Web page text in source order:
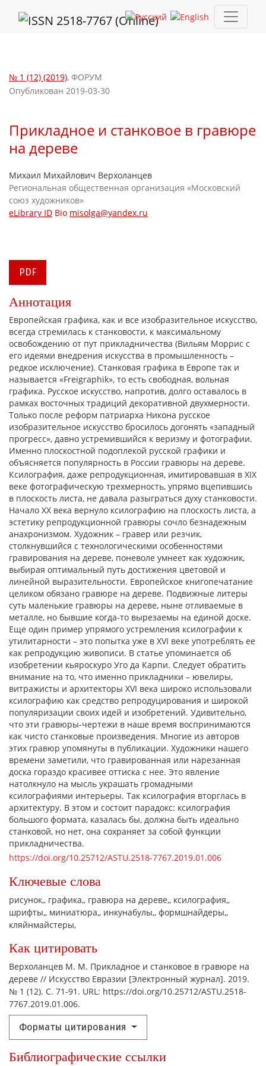
№ 1 (12) (2019), ФОРУМ
Прикладное и станковое в гравюре
на дереве
Опубликован 2019-03-30
Михаил Михайлович Верхоланцев
Региональная общественная организация «Московский
союз художников»
eLibrary ID Bio misolga@yandex.ru
PDF
Ключевые слова
рисунок, графика, гравюра на дереве, ксилография,
шрифты, миниатюра, инкунабулы, формшнайдеры,
кляйнмайстеры,
Как цитировать
Верхоланцев М. М. Прикладное и станковое в гравюре на
дереве // Искусство Евразии [Электронный журнал]. 2019.
№ 1 (12). С. 71-91. URL: https://doi.org/10.25712/ASTU.2518-
7767.2019.01.006.
Форматы цитирования
Аннотация
Европейская графика, как и все изобразительное искусство,
всегда стремилась к станковости, к максимальному
освобождению от пут прикладничества (Вильям Моррис с
его идеями внедрения искусства в промышленность –
редкое исключение). Станковая графика в Европе так и
называется «Freigraphik», то есть свободная, вольная
графика. Русское искусство, напротив, долго оставалось в
рамках восточных традиций декоративной двухмерности.
Только после реформ патриарха Никона русское
изобразительное искусство бросилось догонять «западный
прогресс», давно устремившийся к веризму и фотографии.
Именно плоскостной подоплекой русской графики и
объясняется популярность в России гравюры на дереве.
Ксилография, даже репродукционная, имитировавшая в XIX
веке фотографическую трехмерность, упрямо вцепившись
в плоскость листа, не давала разыграться духу станковости.
Начало XX века вернуло ксилографию на плоскость листа, а
эстетику репродукционной гравюры сочло безнадежным
анахронизмом. Художник – гравер или резчик,
столкнувшийся с технологическими особенностями
гравирования на дереве, поневоле умнеет как художник,
выбирая оптимальный путь достижения цветовой и
линейной выразительности. Европейское книгопечатание
целиком обязано гравюре на дереве. Подвижные литеры
суть маленькие гравюры на дереве, ныне отливаемые в
металле, но бывшие когда-то вырезаемы на единой доске.
Еще один пример упрямого устремления ксилографии к
утилитарности – это попытка уже в XVI веке употреблять ее
как репродукцию живописи. В статье упоминается об
изобретении кьяроскуро Уго да Карпи. Следует обратить
внимание на то, что именно прикладники – ювелиры,
витражисты и архитекторы XVI века широко использовали
ксилографию как средство репродуцирования и широкой
популяризации своих идей и изобретений. Удивительно,
что эти гравюры-чертежи в наше время воспринимаются
как чисто станковые произведения. Многие из авторов
этих гравюр упомянуты в публикации. Художники нашего
времени заметили, что гравированная или нарезанная
доска гораздо красивее оттиска с нее. Это явление
натолкнуло на мысль украшать громадными
ксилографиями интерьеры. Так ксилография вторглась в
архитектуру. В этом и состоит парадокс: ксилография
большого формата, казалась бы, должна быть идеально
станковой, но нет, она сохраняет за собой функции
прикладничества.
https://doi.org/10.25712/ASTU.2518-7767.2019.01.006
Библиографические ссылки